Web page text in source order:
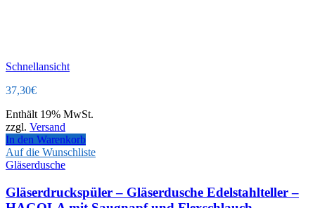
Schnellansicht
37,30€
Enthält 19% MwSt.
zzgl. Versand
In den Warenkorb
Auf die Wunschliste
Gläserdusche
Gläserdruckspüler – Gläserdusche Edelstahlteller –